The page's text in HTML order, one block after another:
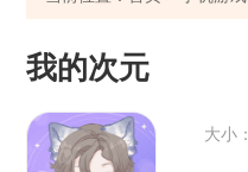
我的次元
大小：